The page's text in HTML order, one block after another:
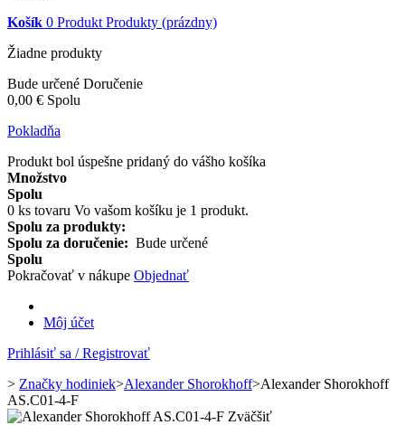
Košík 0 Produkt Produkty (prázdny)
Žiadne produkty
Bude určené Doručenie
0,00 € Spolu
Pokladňa
Produkt bol úspešne pridaný do vášho košíka
Množstvo
Spolu
0 ks tovaru Vo vašom košíku je 1 produkt.
Spolu za produkty:
Spolu za doručenie: Bude určené
Spolu
Pokračovať v nákupe Objednať
Môj účet
Prihlásiť sa / Registrovať
> Značky hodiniek>Alexander Shorokhoff>Alexander Shorokhoff
AS.C01-4-F
Zväčšiť